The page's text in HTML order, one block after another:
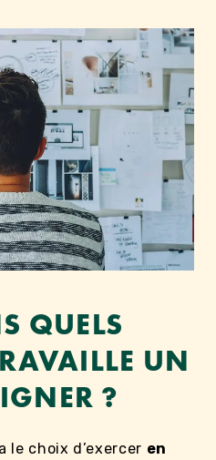
QUELS
UN
?
le choix d’exercer en